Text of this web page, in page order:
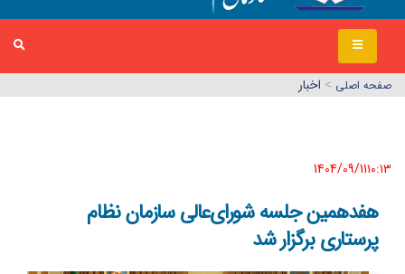
صفحه اصلي > اخبار
1404/09/11١٠:١٣
هفدهمین جلسه شورای‌عالی سازمان نظام
پرستاری برگزار شد